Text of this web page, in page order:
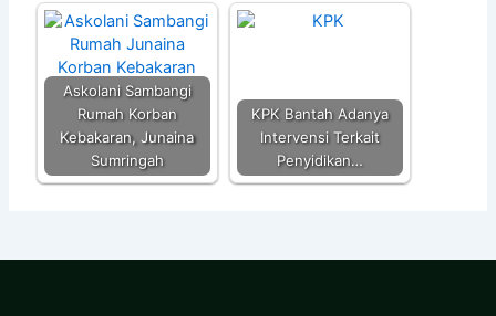
Askolani Sambangi
Rumah Korban
Kebakaran, Junaina
Sumringah
KPK Bantah Adanya
Intervensi Terkait
Penyidikan…